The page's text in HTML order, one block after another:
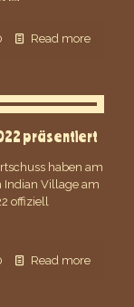
Read more
präsentiert
haben am
Indian Village am
offiziell
Read more